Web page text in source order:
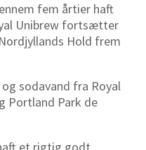
fem årtier haft
Unibrew fortsætter
Hold frem
sodavand fra Royal
Portland Park de